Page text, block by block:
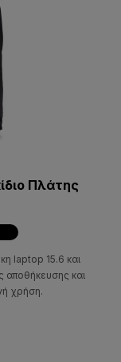
Πλάτης
laptop 15.6 και
αποθήκευσης και
χρήση.